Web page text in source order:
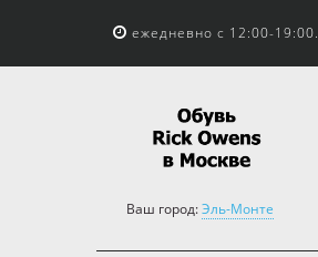
ежедневно с 12:00-19:00.
Ваш город:Эль-Монте